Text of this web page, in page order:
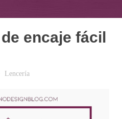
encaje fácil
Lencería